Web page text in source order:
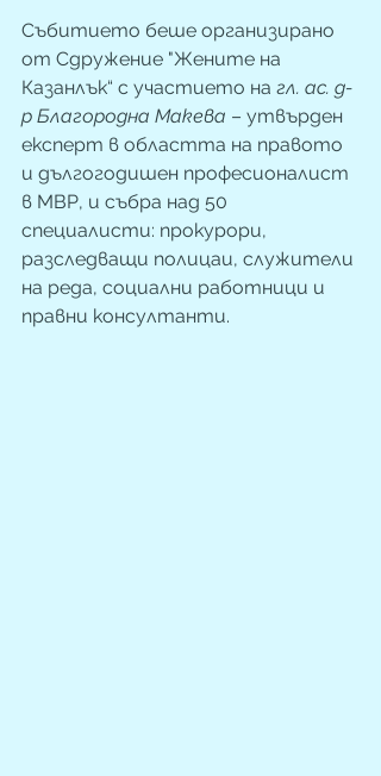
Събитието беше организирано
от Сдружение "Жените на
Казанлък“ с участието на гл. ас. д-
р Благородна Макева – утвърден
експерт в областта на правото
и дългогодишен професионалист
в МВР, и събра над 50
специалисти: прокурори,
разследващи полицаи, служители
на реда, социални работници и
правни консултанти.